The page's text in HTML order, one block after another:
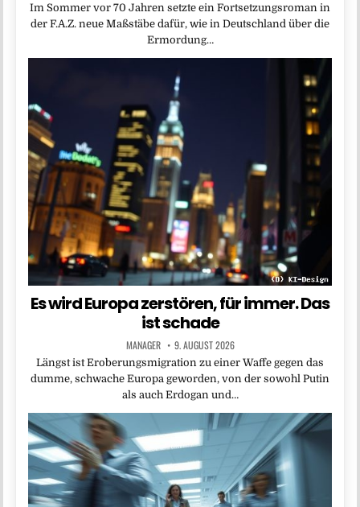
Im Sommer vor 70 Jahren setzte ein Fortsetzungsroman in
der F.A.Z. neue Maßstäbe dafür, wie in Deutschland über die
Ermordung…
Es wird Europa zerstören, für immer. Das
ist schade
MANAGER 9. AUGUST 2026
Längst ist Eroberungsmigration zu einer Waffe gegen das
dumme, schwache Europa geworden, von der sowohl Putin
als auch Erdogan und…